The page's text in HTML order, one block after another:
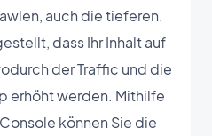
auch die tieferen.
dass Ihr Inhalt auf
der Traffic und die
erhöht werden. Mithilfe
können Sie die